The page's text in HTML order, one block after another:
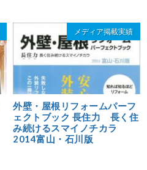
メディア掲載実績
外壁・屋根リフォームパーフ
ェクトブック 長住力 長く住
み続けるスマイノチカラ
2014富山・石川版